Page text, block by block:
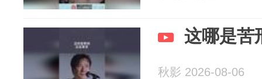
这哪是苦
秋影 2026-08-06